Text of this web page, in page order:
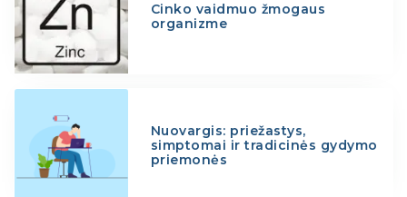
Cinko vaidmuo žmogaus
organizme
Nuovargis: priežastys,
simptomai ir tradicinės gydymo
priemonės